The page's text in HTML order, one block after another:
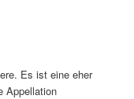
Es ist eine eher
Appellation